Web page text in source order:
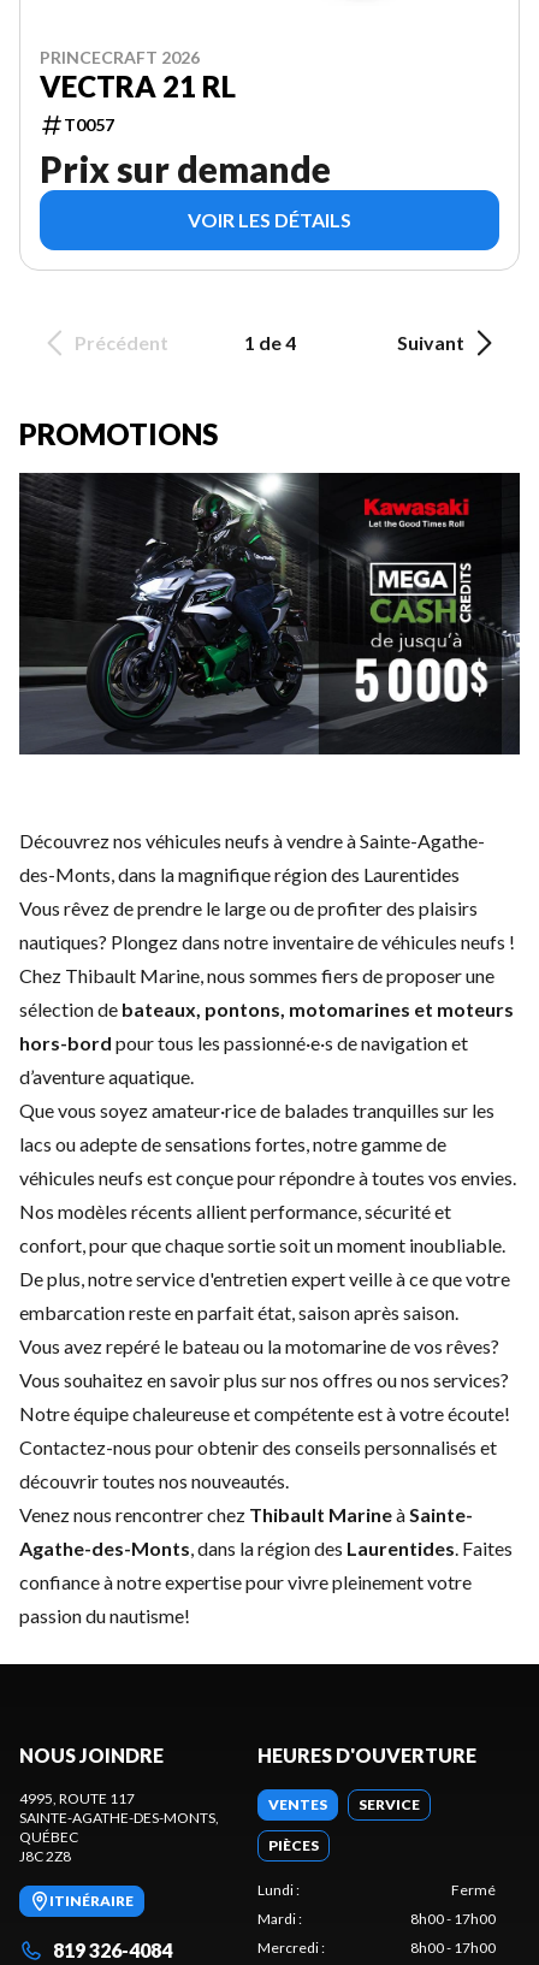
PRINCECRAFT 2026
VECTRA 21 RL
T0057
Prix sur demande
VOIR LES DÉTAILS
Précédent 1 de 4 Suivant
PROMOTIONS
Découvrez nos véhicules neufs à vendre à Sainte-Agathe-
des-Monts, dans la magnifique région des Laurentides
Vous rêvez de prendre le large ou de profiter des plaisirs
nautiques? Plongez dans notre inventaire de véhicules neufs !
Chez Thibault Marine, nous sommes fiers de proposer une
sélection de bateaux, pontons, motomarines et moteurs
hors-bord pour tous les passionné·e·s de navigation et
d’aventure aquatique.
Que vous soyez amateur·rice de balades tranquilles sur les
lacs ou adepte de sensations fortes, notre gamme de
véhicules neufs est conçue pour répondre à toutes vos envies.
Nos modèles récents allient performance, sécurité et
confort, pour que chaque sortie soit un moment inoubliable.
De plus, notre service d'entretien expertveille à ce que votre
embarcation reste en parfait état, saison après saison.
Vous avez repéré le bateau ou la motomarine de vos rêves?
Vous souhaitez en savoir plus sur nos offres ou nos services?
Notre équipe chaleureuse et compétente est à votre écoute!
Contactez-nous pour obtenir des conseils personnalisés et
découvrir toutes nos nouveautés.
Venez nous rencontrer chez Thibault MarineàSainte-
Agathe-des-Monts, dans la région des Laurentides. Faites
confiance à notre expertise pour vivre pleinement votre
passion du nautisme!
NOUS JOINDRE
4995, ROUTE 117
SAINTE-AGATHE-DES-MONTS,
QUÉBEC
J8C 2Z8
ITINÉRAIRE
819 326-4084
HEURES D'OUVERTURE
VENTES SERVICE
PIÈCES
Lundi:
Fermé
Mardi:
8h00 - 17h00
Mercredi: 8h00 - 17h00